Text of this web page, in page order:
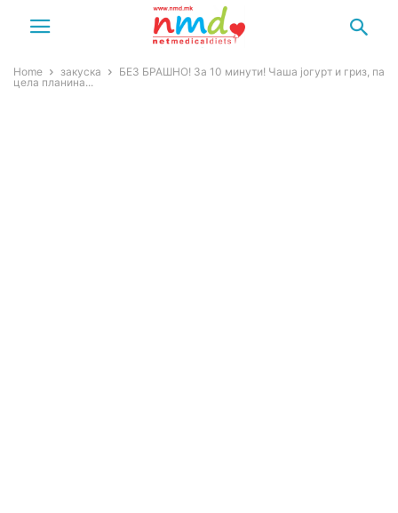
Home закуска
БЕЗ БРАШНО! За 10 минути! Чаша јогурт и гриз, па
цела планина...